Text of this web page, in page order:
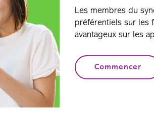
Les membres du
préférentiels sur les
avantageux sur les
Commencer